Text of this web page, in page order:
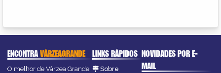
ENCONTRAVÁRZEAGRANDE
O melhor de Várzea Grande
LINKS RÁPIDOS
Sobre
NOVIDADES POR E-
MAIL